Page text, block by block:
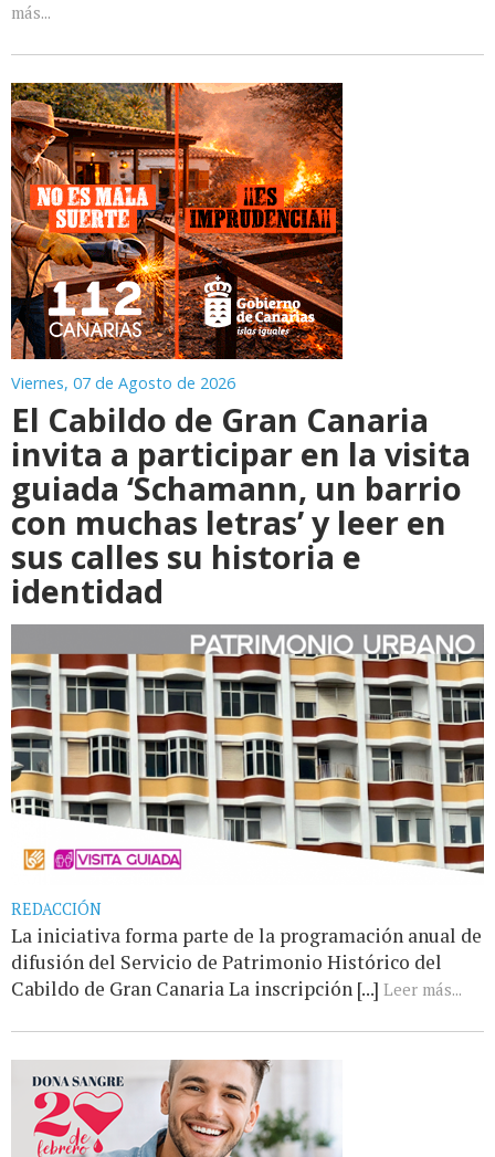
más...
Viernes, 07 de Agosto de 2026
El Cabildo de Gran Canaria
invita a participar en la visita
guiada ‘Schamann, un barrio
con muchas letras’ y leer en
sus calles su historia e
identidad
REDACCIÓN
La iniciativa forma parte de la programación anual de
difusión del Servicio de Patrimonio Histórico del
Cabildo de Gran Canaria La inscripción [...] Leer más...